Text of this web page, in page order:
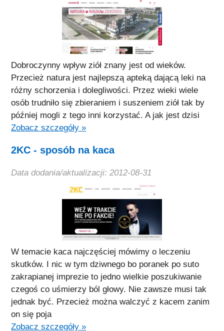
Dobroczynny wpływ ziół znany jest od wieków.
Przecież natura jest najlepszą apteką dającą leki na
różny schorzenia i dolegliwości. Przez wieki wiele
osób trudniło się zbieraniem i suszeniem ziół tak by
później mogli z tego inni korzystać. A jak jest dzisi
Zobacz szczegóły »
2KC - sposób na kaca
Data dodania/aktualizacji: 2012-08-31
W temacie kaca najczęściej mówimy o leczeniu
skutków. I nic w tym dziwnego bo poranek po suto
zakrapianej imprezie to jedno wielkie poszukiwanie
czegoś co uśmierzy ból głowy. Nie zawsze musi tak
jednak być. Przecież można walczyć z kacem zanim
on się poja
Zobacz szczegóły »